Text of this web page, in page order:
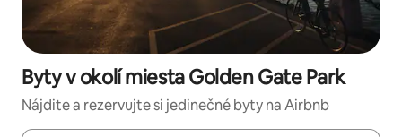
Byty v okolí miesta Golden Gate Park
Nájdite a rezervujte si jedinečné byty na Airbnb